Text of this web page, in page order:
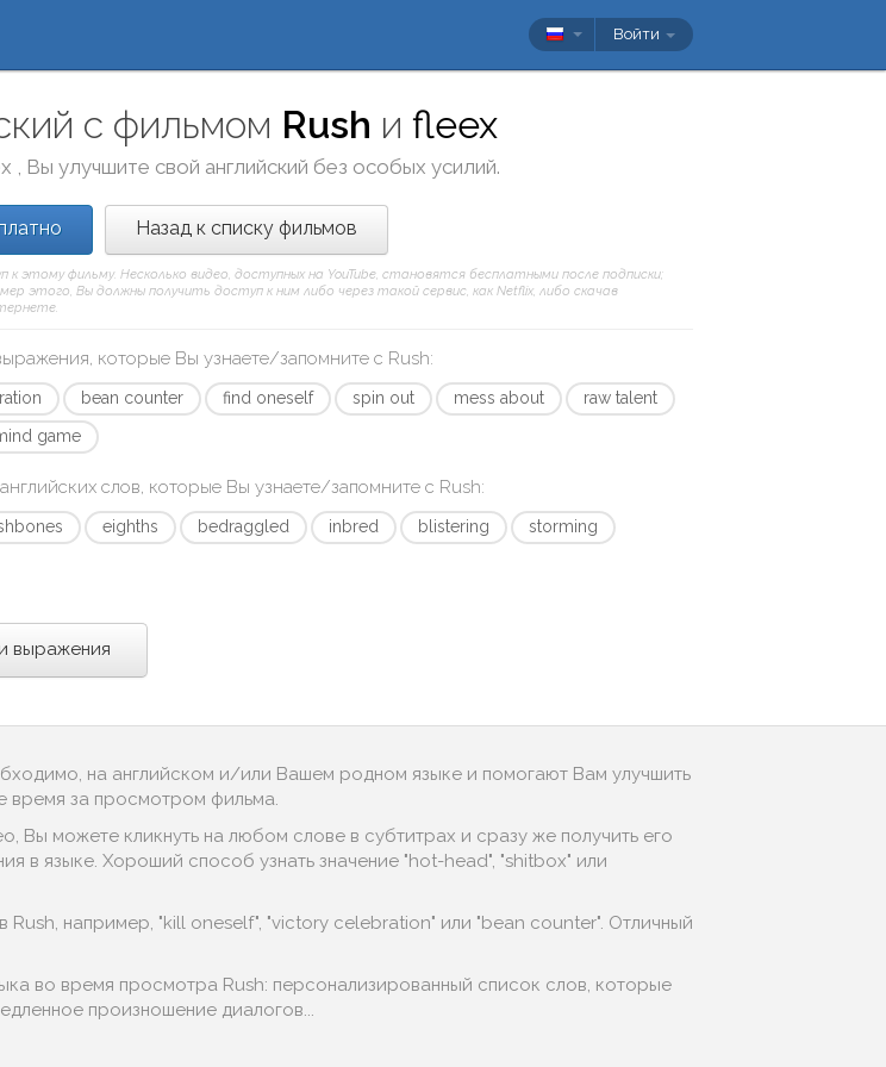
Войти
с фильмом Rush иfleex
, Вы улучшите свой английский без особых усилий.
Назад к списку фильмов
этому фильму. Несколько видео, доступных на YouTube, становятся бесплатными после подписки;
этого, Вы должны получить доступ к ним либо через такой сервис, как Netflix, либо скачав
которые Вы узнаете/запомните с Rush:
bean counter find oneself spin out mess about
raw talent
game
слов, которые Вы узнаете/запомните с Rush:
eighths bedraggled inbred blistering
storming
выражения
на английском и/или Вашем родном языке и помогают Вам улучшить
время за просмотром фильма.
Вы можете кликнуть на любом слове в субтитрах и сразу же получить его
в языке. Хороший способ узнать значение "hot-head", "shitbox" или
Rush, например, "kill oneself", "victory celebration" или "bean counter". Отличный
во время просмотра Rush: персонализированный список слов, которые
произношение диалогов...